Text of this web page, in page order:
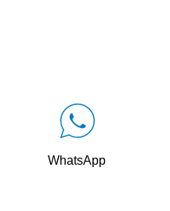
WhatsApp